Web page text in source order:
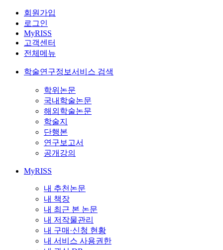
회원가입
로그인
MyRISS
고객센터
전체메뉴
학술연구정보서비스 검색
학위논문
국내학술논문
해외학술논문
학술지
단행본
연구보고서
공개강의
MyRISS
내 추천논문
내 책장
내 최근 본 논문
내 저작물관리
내 구매·신청 현황
내 서비스 사용권한